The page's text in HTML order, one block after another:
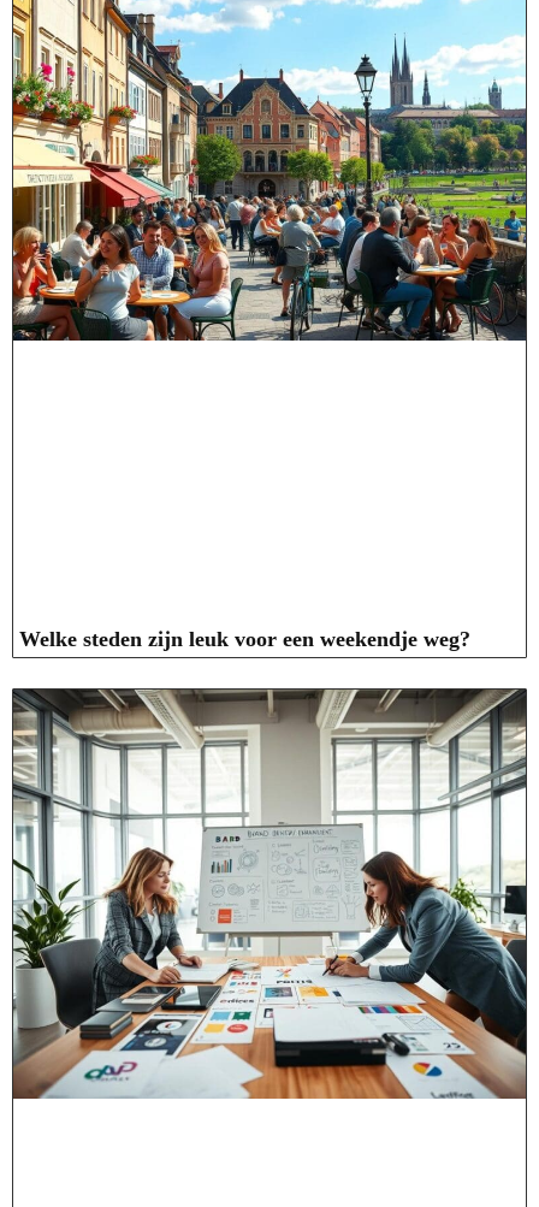
Welke steden zijn leuk voor een weekendje weg?